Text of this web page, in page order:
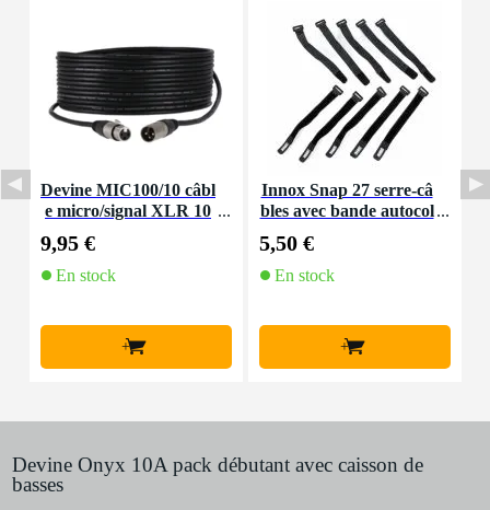
Devine MIC100/10 câbl
e micro/signal XLR 10
9,95 €
En stock
+
Innox Snap 27 serre-câ
bles avec bande autocol
5,50 €
En stock
+
Devine Onyx 10A pack débutant avec caisson de
basses